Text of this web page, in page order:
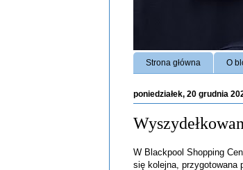
Strona główna O
poniedziałek, 20 grudnia
W Blackpool Shopping
się kolejna, przygotowana